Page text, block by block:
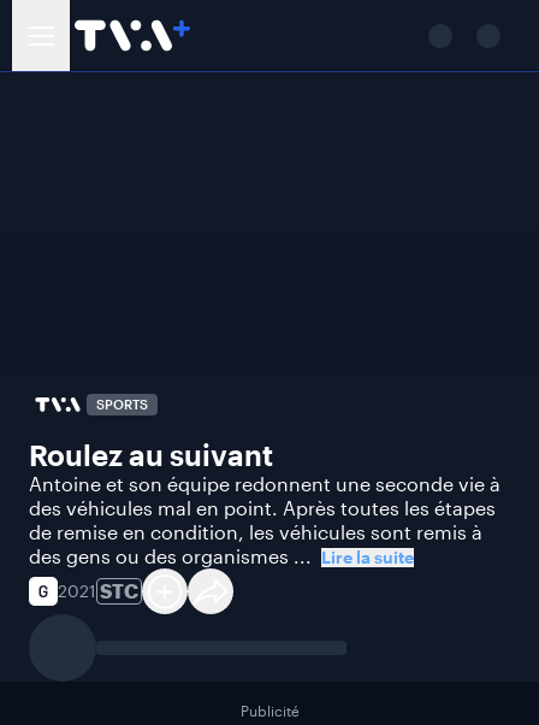
SPORTS
Roulez au suivant
Antoine et son équipe redonnent une seconde vie à
des véhicules mal en point. Après toutes les étapes
de remise en condition, les véhicules sont remis à
des gens ou des organismes ... Lire la suite
2021 STC
Publicité